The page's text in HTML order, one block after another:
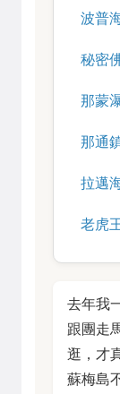
波普
秘密
那蒙
那通
拉邁
老虎
去年我
跟團走
逛，才
蘇梅島